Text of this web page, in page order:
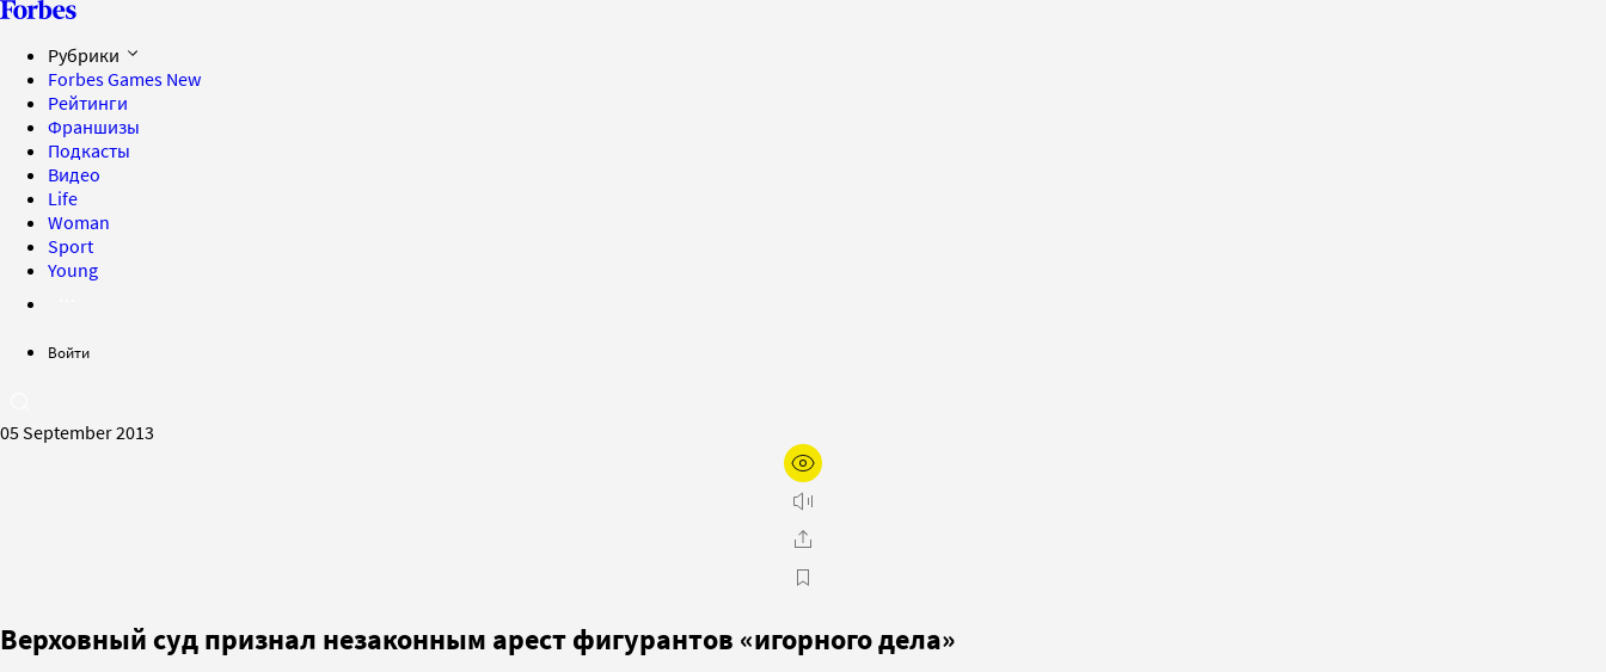
Рубрики
Forbes Games New
Рейтинги
Франшизы
Подкасты
Видео
Life
Woman
Sport
Young
Войти
05 September 2013
Верховный суд признал незаконным арест фигурантов «игорного дела»